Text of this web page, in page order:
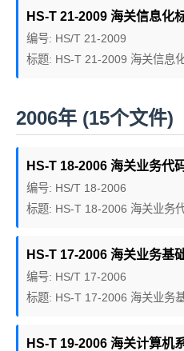
HS-T 21-2009 海关信息化
编号: HS/T 21-2009
标题: HS-T 21-2009 海关信息
2006年 (15个文件)
HS-T 18-2006 海关业务代
编号: HS/T 18-2006
标题: HS-T 18-2006 海关业务
HS-T 17-2006 海关业务基
编号: HS/T 17-2006
标题: HS-T 17-2006 海关业务
HS-T 19-2006 海关计算机